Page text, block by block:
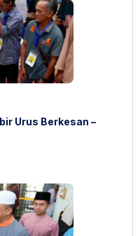
Urus Berkesan –